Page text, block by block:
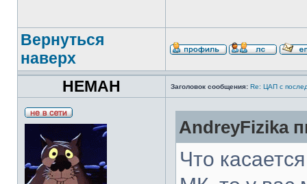
Вернуться
наверх
HEMAH
Заголовок сообщения: Re: ЦАП с
AndreyFizika
Что